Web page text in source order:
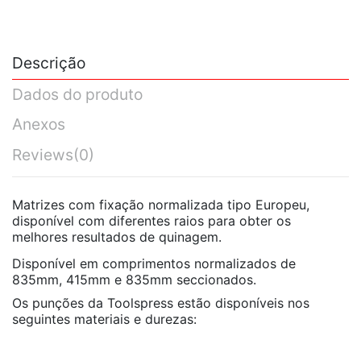
Descrição
Dados do produto
Anexos
Reviews(0)
Matrizes com fixação normalizada tipo Europeu,
disponível com diferentes raios para obter os
melhores resultados de quinagem.
Disponível em comprimentos normalizados de
835mm, 415mm e 835mm seccionados.
Os punções da Toolspress estão disponíveis nos
seguintes materiais e durezas: